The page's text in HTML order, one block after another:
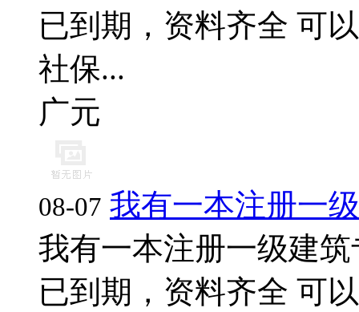
已到期，资料齐全 可
社保...
广元
08-07 我有一本注册一
我有一本注册一级建
已到期，资料齐全 可